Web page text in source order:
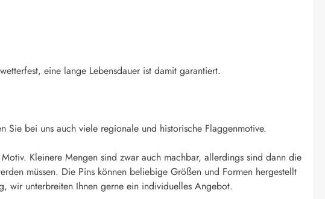
eine lange Lebensdauer ist damit garantiert.
Sie bei uns auch viele regionale und historische Flaggenmotive.
Kleinere Mengen sind zwar auch machbar, allerdings sind dann die
müssen. Die Pins können beliebige Größen und Formen hergestellt
wir unterbreiten Ihnen gerne ein individuelles Angebot.